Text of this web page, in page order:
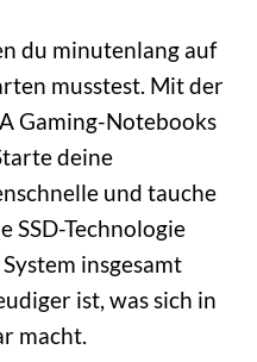
du minutenlang auf
musstest. Mit der
Gaming-Notebooks
deine
und tauche
SSD-Technologie
insgesamt
ist, was sich in
macht.